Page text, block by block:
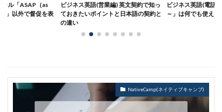
) 英文契約で知っ
と日本語の契約と
ビジネス英語(電話編)：「May I have
～」は何でも使える便利な表現
ビジネス英語(メー
の書き方9原則｜あ
NativeCamp(ネイティブキャンプ)